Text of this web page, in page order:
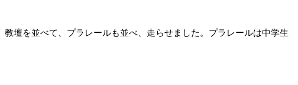
壇を並べて、プラレールも並べ、走らせました。プラレールは中学生